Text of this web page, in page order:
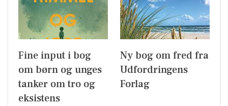
Fine input i bog
om børn og unges
tanker om tro og
eksistens
Ny bog om fred fra
Udfordringens
Forlag